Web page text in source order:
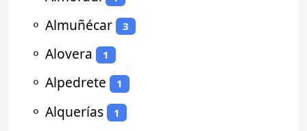
⚬ Almuñécar 3
⚬ Alovera 1
⚬ Alpedrete 1
⚬ Alquerías 1